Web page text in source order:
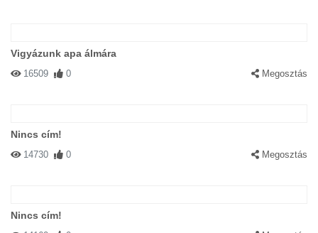
Vigyázunk apa álmára
16509 0 Megosztás
Nincs cím!
14730 0 Megosztás
Nincs cím!